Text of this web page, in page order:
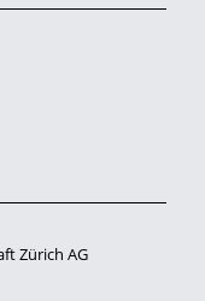
Zürich AG